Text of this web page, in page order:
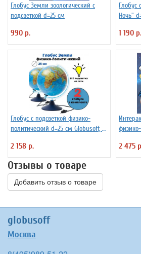
Глобус Земли зоологический с
подсветкой d=25 см
990 р.
Глобус
Ночь"
1 190 р.
Глобус с подсветкой физико-
политический d=25 см Globusoff, 2
2 158 р. 2 475
Отзывы о товаре
Добавить отзыв о товаре
globusoff
Москва